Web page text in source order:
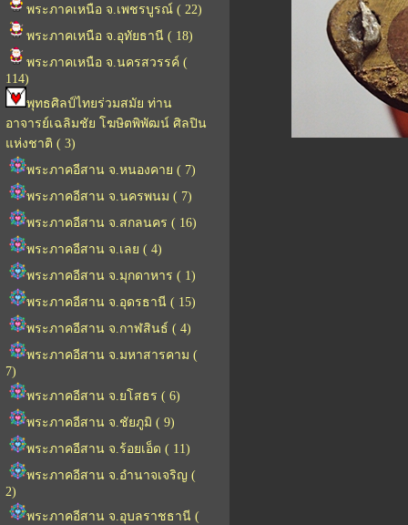
พระภาคเหนือ จ.เพชรบูรณ์ ( 22)
พระภาคเหนือ จ.อุทัยธานี ( 18)
พระภาคเหนือ จ.นครสวรรค์ (
114)
พุทธศิลป์ไทยร่วมสมัย ท่าน
อาจารย์เฉลิมชัย โฆษิตพิพัฒน์ ศิลปิน
แห่งชาติ ( 3)
พระภาคอีสาน จ.หนองคาย ( 7)
พระภาคอีสาน จ.นครพนม ( 7)
พระภาคอีสาน จ.สกลนคร ( 16)
พระภาคอีสาน จ.เลย ( 4)
พระภาคอีสาน จ.มุกดาหาร ( 1)
พระภาคอีสาน จ.อุดรธานี ( 15)
พระภาคอีสาน จ.กาฬสินธ์ ( 4)
พระภาคอีสาน จ.มหาสารคาม (
7)
พระภาคอีสาน จ.ยโสธร ( 6)
พระภาคอีสาน จ.ชัยภูมิ ( 9)
พระภาคอีสาน จ.ร้อยเอ็ด ( 11)
พระภาคอีสาน จ.อำนาจเจริญ (
2)
พระภาคอีสาน จ.อุบลราชธานี (